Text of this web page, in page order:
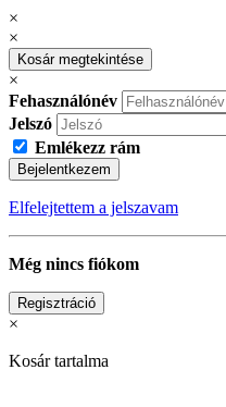
×
×
Kosár megtekintése
×
Fehasználónév
Jelszó
Emlékezz rám
Bejelentkezem
Elfelejtettem a jelszavam
Még nincs fiókom
Regisztráció
×
Kosár tartalma